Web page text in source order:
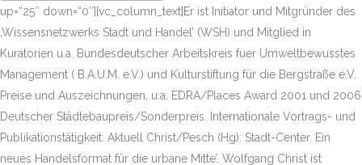
up=“25″ down=“0″][vc_column_text]Er ist Initiator und Mitgründer des
‚Wissensnetzwerks Stadt und Handel’ (WSH) und Mitglied in
Kuratorien u.a.
Bundesdeutscher Arbeitskreis fuer Umweltbewusstes
Management ( B.A.U.M. e.V.) und Kulturstiftung für die Bergstraße e.V.
Preise und Auszeichnungen, u.a. EDRA/Places Award 2001 und 2006
Deutscher Städtebaupreis/Sonderpreis. Internationale Vortrags- und
Publikationstätigkeit. Aktuell Christ/Pesch (Hg): Stadt-Center. Ein
neues Handelsformat für die urbane Mitte’. Wolfgang Christ ist